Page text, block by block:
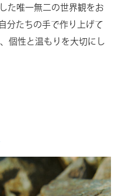
た唯一無二の世界観をお
分たちの手で作り上げて
個性と温もりを大切にし